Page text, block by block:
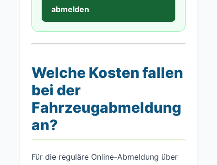
abmelden
Welche Kosten fallen
bei der
Fahrzeugabmeldung
an?
Für die reguläre Online-Abmeldung über